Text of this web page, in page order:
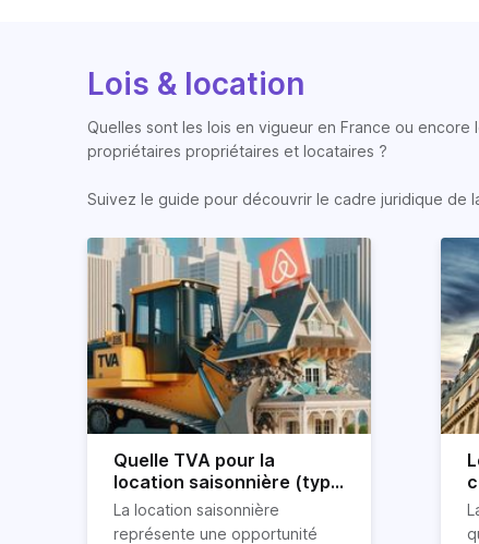
Lois & location
Quelles sont les lois en vigueur en France ou
propriétaires propriétaires et locataires ?
Suivez le guide pour découvrir le cadre juridique de
Quelle TVA pour la
location saisonnière (type
airbnb) ?
La location saisonnière
représente une opportunité